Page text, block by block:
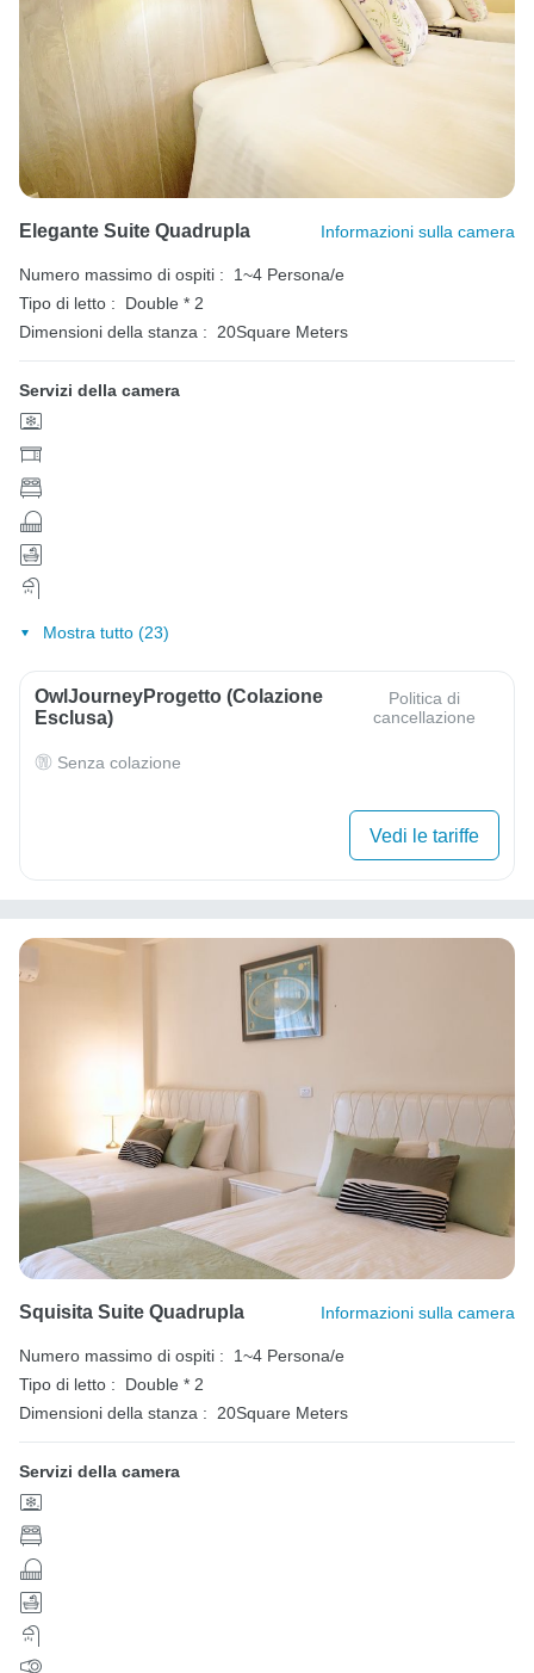
Elegante Suite Quadrupla Informazioni sulla camera
Numero massimo di ospiti :
1~4 Persona/e
Tipo di letto :
Double * 2
Dimensioni della stanza :
20Square Meters
Servizi della camera
Mostra tutto (23)
OwlJourneyProgetto (colazione
Esclusa)
Politica di
cancellazione
Senza colazione
Vedi le tariffe
Squisita Suite Quadrupla Informazioni sulla camera
Numero massimo di ospiti :
1~4 Persona/e
Tipo di letto :
Double * 2
Dimensioni della stanza :
20Square Meters
Servizi della camera